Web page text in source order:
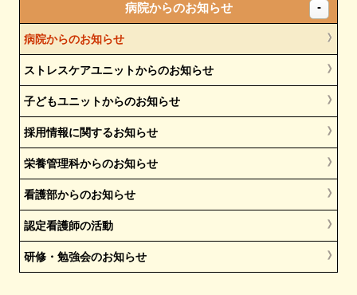
病院からのお知らせ
病院からのお知らせ
ストレスケアユニットからのお知らせ
子どもユニットからのお知らせ
採用情報に関するお知らせ
栄養管理科からのお知らせ
看護部からのお知らせ
認定看護師の活動
研修・勉強会のお知らせ